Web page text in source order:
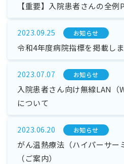
【重要】入院患者さんの全
2023.09.25 お知らせ
令和4年度病院指標を掲載しま
2023.07.07 お知らせ
入院患者さん向け無線LAN
について
2023.06.20 お知らせ
がん温熱療法（ハイパーサー
（ご案内）